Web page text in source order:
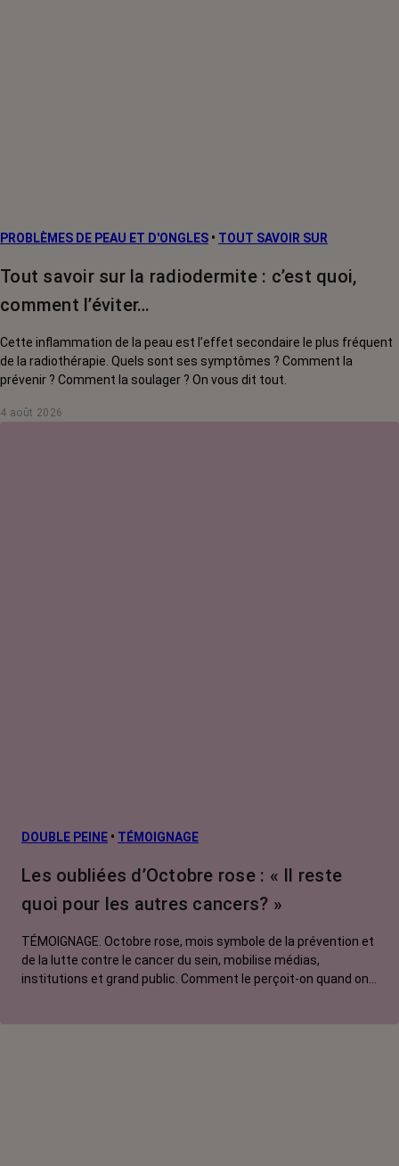
PROBLÈMES DE PEAU ET D'ONGLES • TOUT SAVOIR SUR
Tout savoir sur la radiodermite : c’est quoi,
comment l’éviter…
Cette inflammation de la peau est l’effet secondaire le plus fréquent
de la radiothérapie. Quels sont ses symptômes ? Comment la
prévenir ? Comment la soulager ? On vous dit tout.
4 août 2026
DOUBLE PEINE • TÉMOIGNAGE
Les oubliées d’Octobre rose : « Il reste
quoi pour les autres cancers? »
TÉMOIGNAGE. Octobre rose, mois symbole de la prévention et
de la lutte contre le cancer du sein, mobilise médias,
institutions et grand public. Comment le perçoit-on quand on